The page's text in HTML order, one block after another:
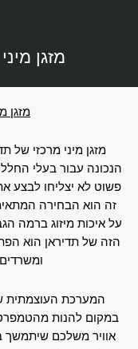
מזגן מיני
מזגן
הנכונה עבור בעלי
פשוט לא יצליחו לבצע
זה הוא הבחירה
הזה של תדיראן הוא
המערכת העוצמתית
במקום להנות
אוויר משלכם שיתמשך